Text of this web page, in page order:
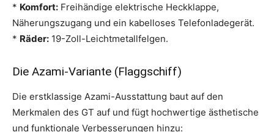
* Komfort: Freihändige elektrische Heckklappe,
Näherungszugang und ein kabelloses Telefonladegerät.
* Räder: 19-Zoll-Leichtmetallfelgen.
Die Azami-Variante (Flaggschiff)
Die erstklassige Azami-Ausstattung baut auf den
Merkmalen des GT auf und fügt hochwertige ästhetische
und funktionale Verbesserungen hinzu: